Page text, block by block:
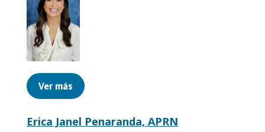
Ver más
Erica Janel Penaranda, APRN